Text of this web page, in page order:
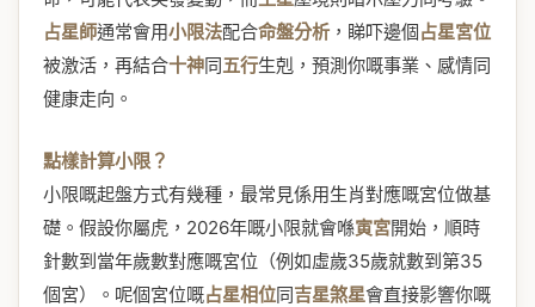
占星師通常會用小限法配合命盤分析 ，睇吓邊個占星宮位
被激活，再結合十神同五行生剋，預測你嘅事業、感情同
健康走向。
點樣計算小限？
小限嘅起盤方式有幾種，最常見係用生肖對應嘅宮位做基
礎。假設你屬虎，2026年嘅小限就會喺寅宮開始，順時
針數到當年歲數對應嘅宮位（例如虛歲35歲就數到第35
個宮）。呢個宮位嘅占星相位同吉星煞星會直接影響你嘅